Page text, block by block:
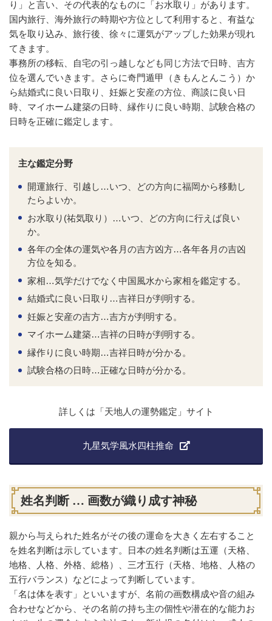
り」と言い、その代表的なものに「お水取り」があります。
国内旅行、海外旅行の時期や方位として利用すると、有益な
気を取り込み、旅行後、徐々に運気がアップした効果が現れ
てきます。
事務所の移転、自宅の引っ越しなども同じ方法で日時、吉方
位を選んでいきます。さらに奇門遁甲（きもんとんこう）か
ら結婚式に良い日取り、妊娠と安産の方位、商談に良い日
時、マイホーム建築の日時、縁作りに良い時期、試験合格の
日時を正確に鑑定します。
主な鑑定分野
開運旅行、引越し…いつ、どの方向に福岡から移動し
たらよいか。
お水取り(祐気取り）…いつ、どの方向に行えば良い
か。
各年の全体の運気や各月の吉方凶方…各年各月の吉凶
方位を知る。
家相…気学だけでなく中国風水から家相を鑑定する。
結婚式に良い日取り…吉祥日が判明する。
妊娠と安産の吉方…吉方が判明する。
マイホーム建築…吉祥の日時が判明する。
縁作りに良い時期…吉祥日時が分かる。
試験合格の日時…正確な日時が分かる。
詳しくは「天地人の運勢鑑定」サイト
九星気学風水四柱推命
姓名判断 … 画数が織り成す神秘
親から与えられた姓名がその後の運命を大きく左右すること
を姓名判断は示しています。日本の姓名判断は五運（天格、
地格、人格、外格、総格）、三才五行（天格、地格、人格の
五行バランス）などによって判断しています。
「名は体を表す」といいますが、名前の画数構成や音の組み
合わせなどから、その名前の持ち主の個性や潜在的な能力お